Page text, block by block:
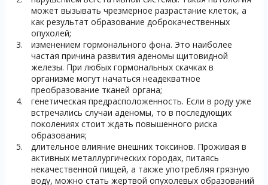
может вызывать чрезмерное разрастание клеток, а
как результат образование доброкачественных
опухолей;
изменением гормонального фона. Это наиболее
частая причина развития аденомы щитовидной
железы. При любых гормональных скачках в
организме могут начаться неадекватное
преобразование тканей органа;
генетическая предрасположенность. Если в роду уже
встречались случаи аденомы, то в последующих
поколениях стоит ждать повышенного риска
образования;
длительное влияние внешних токсинов. Проживая в
активных металлургических городах, питаясь
некачественной пищей, а также употребляя грязную
воду, можно стать жертвой опухолевых образований